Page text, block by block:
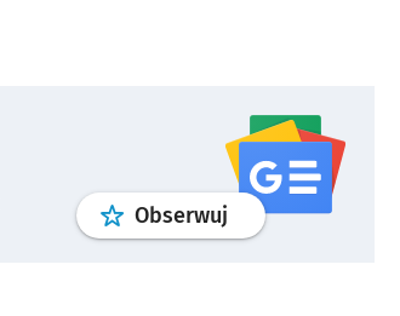
Obserwuj profilgoogle news